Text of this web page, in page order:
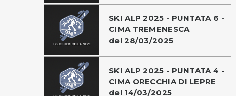
SKI ALP 2025 - PUNTATA 6 -
CIMA TREMENESCA
del 28/03/2025
SKI ALP 2025 - PUNTATA 4 -
CIMA ORECCHIA DI LEPRE
del 14/03/2025